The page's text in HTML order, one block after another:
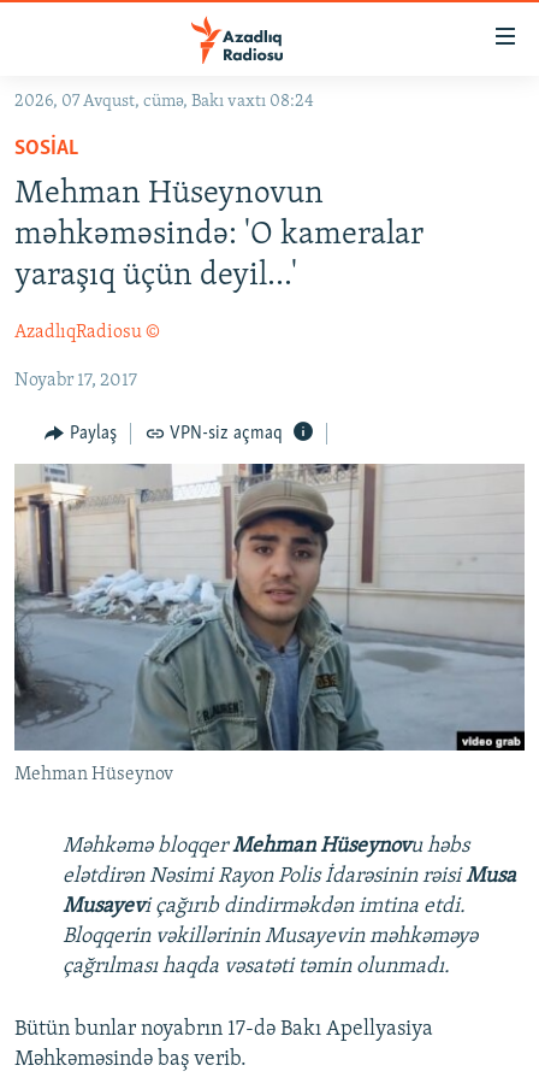
Əsas
qayıt
Əsas
naviqasiyaya
qayıt
Axtarışa
GÜNDƏM
#İZAHLA
KORRUPSIOMETR
QANUNI DOĞRU
ARAŞDIRMA
MULTIMEDIA
VIDEO
FOTOQALEREYA
İNFOQRAFIKA
KARIKATURA
RADIO ARXIV
OXU ZALI
AZƏRBAYCAN ƏDƏBIYYATI KITABXANASI
İSLAM VƏ DEMOKRATIYA
İZ - MƏDƏNIYYƏT PROQRAMI
HAQQIMIZDA
MISSIYAMIZ
PEŞƏ ETIKASI VƏ JURNALISTIKA STANDARTLARIMIZ
MATERIALLARIMIZDAN ISTIFADƏ
AZADLIQRADIOSU MOBIL TELEFONUNUZDA
XƏBƏR BÜLLETENLƏRIMIZ
BIZI IZLƏ
RFE/RL-in bütün saytları
2026, 07 Avqust, cümə, Bakı vaxtı 08:24
SOSIAL
Mehman Hüseynovun
məhkəməsində: 'O kameralar
yaraşıq üçün deyil...'
AzadlıqRadiosu ©
Noyabr 17, 2017
Paylaş VPN-siz açmaq
Mehman Hüseynov
Məhkəmə bloqqerMehman Hüseynovu həbs
elətdirən Nəsimi Rayon Polis İdarəsinin rəisiMusa
Musayevi çağırıb dindirməkdən imtina etdi.
Bloqqerin vəkillərinin Musayevin məhkəməyə
çağrılması haqda vəsatəti təmin olunmadı.
Bütün bunlar noyabrın 17-də Bakı Apellyasiya
Məhkəməsində baş verib.